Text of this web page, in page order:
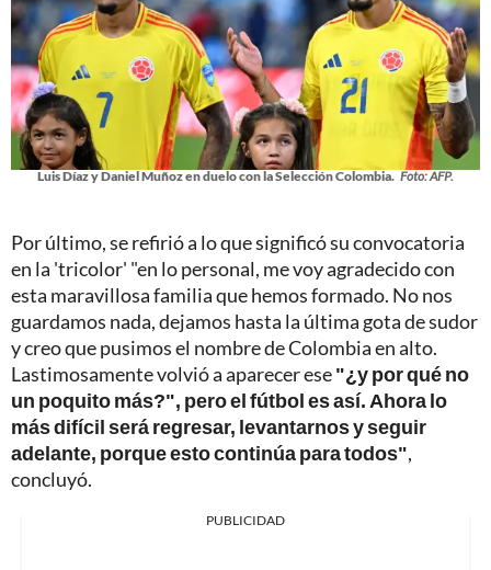
Luis Díaz y Daniel Muñoz en duelo con la Selección Colombia. Foto: AFP.
Por último, se refirió a lo que significó su convocatoria
en la 'tricolor' "en lo personal, me voy agradecido con
esta maravillosa familia que hemos formado. No nos
guardamos nada, dejamos hasta la última gota de sudor
y creo que pusimos el nombre de Colombia en alto.
Lastimosamente volvió a aparecer ese"¿y por qué no
un poquito más?", pero el fútbol es así. Ahora lo
más difícil será regresar, levantarnos y seguir
adelante, porque esto continúa para todos",
concluyó.
PUBLICIDAD